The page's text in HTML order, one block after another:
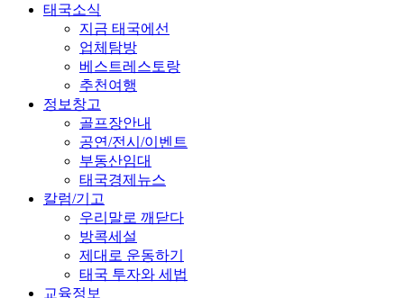
태국소식
지금 태국에선
업체탐방
베스트레스토랑
추천여행
정보창고
골프장안내
공연/전시/이벤트
부동산임대
태국경제뉴스
칼럼/기고
우리말로 깨닫다
방콕세설
제대로 운동하기
태국 투자와 세법
교육정보